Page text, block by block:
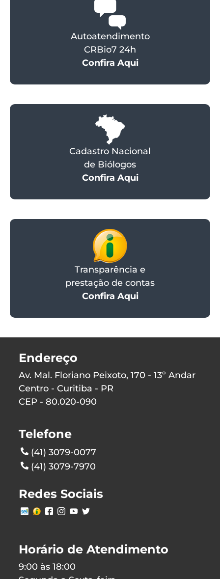
Autoatendimento
CRBio7 24h
Confira Aqui
Cadastro Nacional
de Biólogos
Confira Aqui
Transparência e
prestação de contas
Confira Aqui
Endereço
Av. Mal. Floriano Peixoto, 170 - 13º Andar
Centro - Curitiba - PR
CEP - 80.020-090
Telefone
(41) 3079-0077
(41) 3079-7970
Redes Sociais
Horário de Atendimento
9:00 às 18:00